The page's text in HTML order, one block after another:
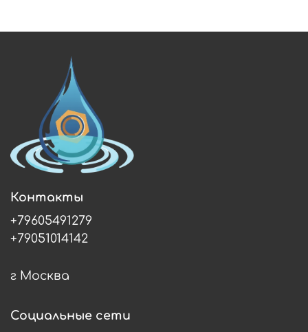
Контакты
+79605491279
+79051014142
г Москва
Социальные сети